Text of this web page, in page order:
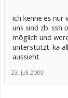
ich kenne es nur
uns sind zb. ssh
möglich und
unterstützt. ka
aussieht.
23. Juli 2009